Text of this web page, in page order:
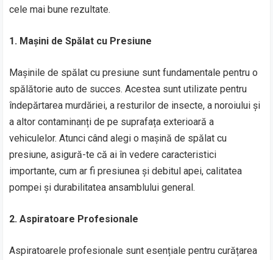
cele mai bune rezultate.
1. Mașini de Spălat cu Presiune
Mașinile de spălat cu presiune sunt fundamentale pentru o
spălătorie auto de succes. Acestea sunt utilizate pentru
îndepărtarea murdăriei, a resturilor de insecte, a noroiului și
a altor contaminanți de pe suprafața exterioară a
vehiculelor. Atunci când alegi o mașină de spălat cu
presiune, asigură-te că ai în vedere caracteristici
importante, cum ar fi presiunea și debitul apei, calitatea
pompei și durabilitatea ansamblului general.
2. Aspiratoare Profesionale
Aspiratoarele profesionale sunt esențiale pentru curățarea